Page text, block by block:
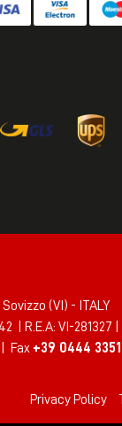
(VI) - ITALY
| R.E.A: VI-281327
| Fax +39 0444
Privacy Policy